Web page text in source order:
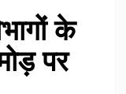
के
पर